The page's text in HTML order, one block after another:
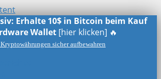
Erhalte 10$ in Bitcoin beim Kauf
Wallet [hier klicken] 🔥
Kryptowährungen sicher aufbewahren